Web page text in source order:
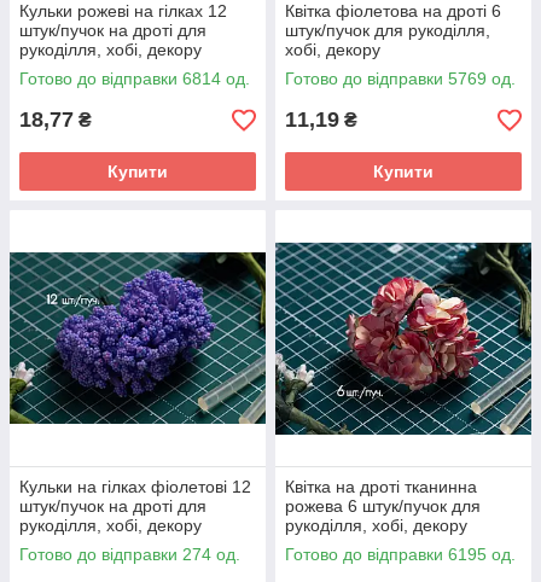
Кульки рожеві на гілках 12
штук/пучок на дроті для
рукоділля, хобі, декору
Готово до відправки 6814 од.
18,77 ₴
Купити
Квітка фіолетова на дроті 6
штук/пучок для рукоділля,
хобі, декору
Готово до відправки 5769 од.
11,19 ₴
Купити
Кульки на гілках фіолетові 12
штук/пучок на дроті для
рукоділля, хобі, декору
Готово до відправки 274 од.
Квітка на дроті тканинна
рожева 6 штук/пучок для
рукоділля, хобі, декору
Готово до відправки 6195 од.